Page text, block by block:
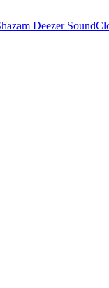
Deezer